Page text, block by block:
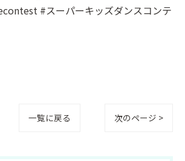
#スーパーキッズダンスコンテ
一覧に戻る 次のページ >